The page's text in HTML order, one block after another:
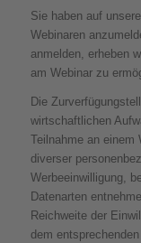
Sie haben auf
Webinaren
anmelden, erheben
am Webinar zu
Die
wirtschaftlichen
Teilnahme an einem
diverser
Werbeeinwilligung,
Datenarten
Reichweite der
dem